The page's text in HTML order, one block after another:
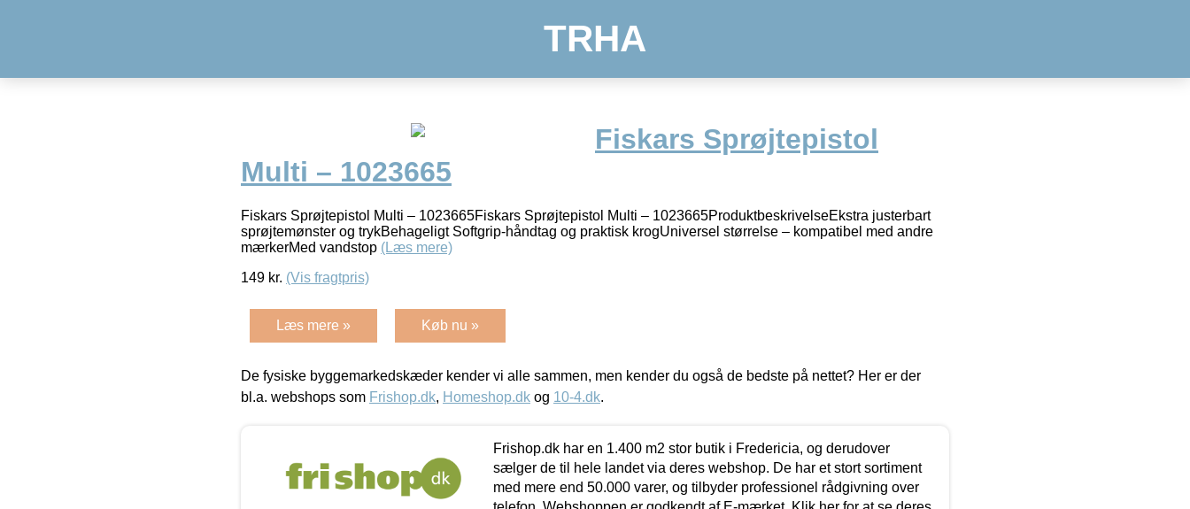
TRHA
Fiskars Sprøjtepistol
Multi – 1023665
Fiskars Sprøjtepistol Multi – 1023665Fiskars Sprøjtepistol Multi – 1023665ProduktbeskrivelseEkstra justerbart
sprøjtemønster og trykBehageligt Softgrip-håndtag og praktisk krogUniversel størrelse – kompatibel med andre
mærkerMed vandstop (Læs mere)
149 kr. (Vis fragtpris)
Læs mere » Køb nu »
De fysiske byggemarkedskæder kender vi alle sammen, men kender du også de bedste på nettet? Her er der
bl.a. webshops som Frishop.dk, Homeshop.dk og 10-4.dk.
Frishop.dk har en 1.400 m2 stor butik i Fredericia, og derudover
sælger de til hele landet via deres webshop. De har et stort sortiment
med mere end 50.000 varer, og tilbyder professionel rådgivning over